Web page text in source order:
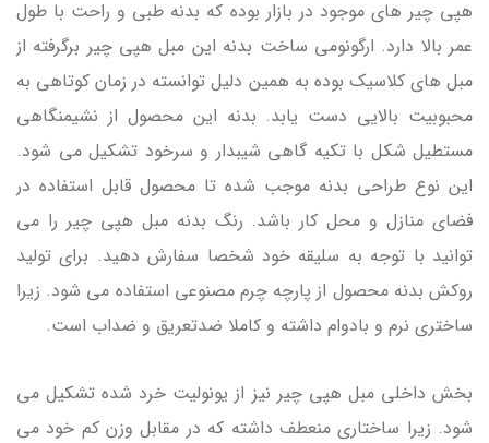
هپی چیر های موجود در بازار بوده که بدنه طبی و راحت با طول
عمر بالا دارد. ارگونومی ساخت بدنه این مبل هپی چیر برگرفته از
مبل های کلاسیک بوده به همین دلیل توانسته در زمان کوتاهی به
محبوبیت بالایی دست یابد. بدنه این محصول از نشیمنگاهی
مستطیل شکل با تکیه گاهی شیبدار و سرخود تشکیل می شود.
این نوع طراحی بدنه موجب شده تا محصول قابل استفاده در
فضای منازل و محل کار باشد. رنگ بدنه مبل هپی چیر را می
توانید با توجه به سلیقه خود شخصا سفارش دهید. برای تولید
روکش بدنه محصول از پارچه چرم مصنوعی استفاده می شود. زیرا
ساختری نرم و بادوام داشته و کاملا ضدتعریق و ضداب است.
بخش داخلی مبل هپی چیر نیز از یونولیت خرد شده تشکیل می
شود. زیرا ساختاری منعطف داشته که در مقابل وزن کم خود می